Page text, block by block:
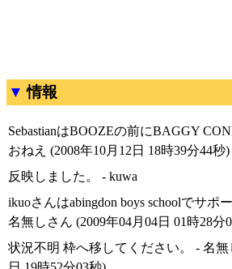
情報
SebastianはBOOZEの前にBAGGY
おねえ (2008年10月12日 18時39分44秒)
反映しました。 - kuwa
ikuoさんはabingdon boys schoolでサポ
名無しさん (2009年04月04日 01時28分
状況不明 枠へ移してください。 - 名無